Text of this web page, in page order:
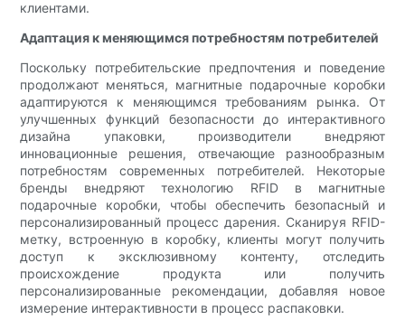
клиентами.
Адаптация к меняющимся потребностям потребителей
Поскольку потребительские предпочтения и поведение
продолжают меняться, магнитные подарочные коробки
адаптируются к меняющимся требованиям рынка. От
улучшенных функций безопасности до интерактивного
дизайна упаковки, производители внедряют
инновационные решения, отвечающие разнообразным
потребностям современных потребителей. Некоторые
бренды внедряют технологию RFID в магнитные
подарочные коробки, чтобы обеспечить безопасный и
персонализированный процесс дарения. Сканируя RFID-
метку, встроенную в коробку, клиенты могут получить
доступ к эксклюзивному контенту, отследить
происхождение продукта или получить
персонализированные рекомендации, добавляя новое
измерение интерактивности в процесс распаковки.